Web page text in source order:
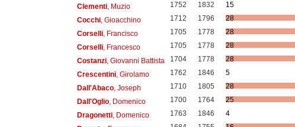
Clementi, Muzio 1752 1832
15
Cocchi, Gioacchino 1712 1796
28
Corselli, Francisco 1705 1778
28
Corselli, Francesco 1705 1778
28
Costanzi, Giovanni Battista 1704 1778
28
Crescentini, Girolamo 1762 1846
5
Dall'Abaco, Joseph 1710 1805
28
Dall'Oglio, Domenico 1700 1764
25
Dragonetti, Domenico 1763 1846
4